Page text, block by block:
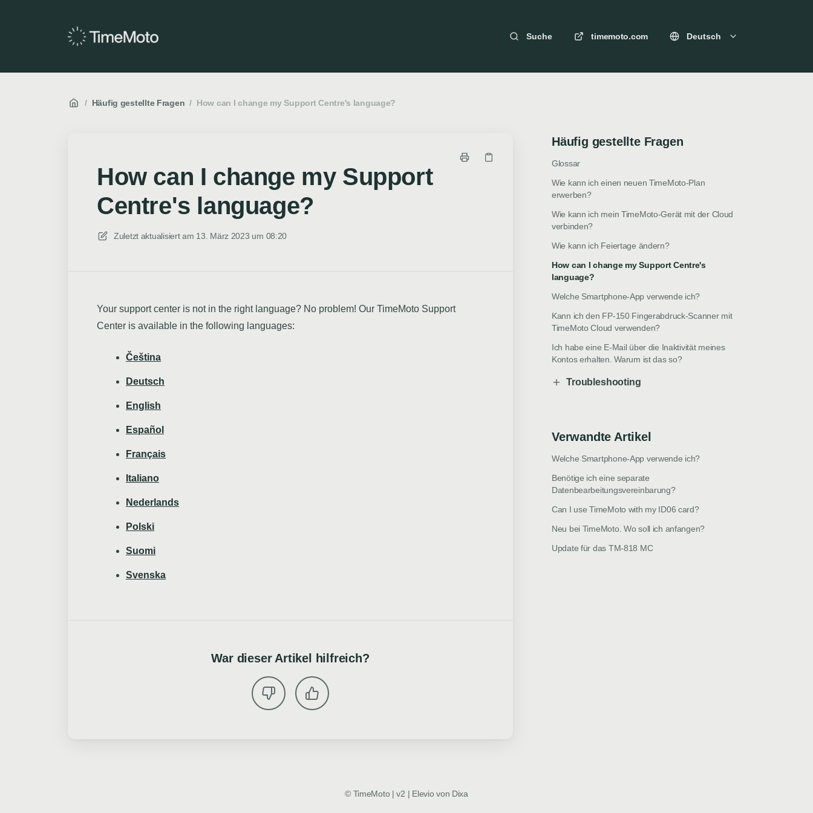
Suche timemoto.com Deutsch
/ Häufig gestellte Fragen / How can I change my Support Centre's language?
How can I change my Support
Centre's language?
Zuletzt aktualisiert am 13. März 2023 um 08:20
Your support center is not in the right language? No problem! Our TimeMoto Support
Center is available in the following languages:
Čeština
Deutsch
English
Español
Français
Italiano
Nederlands
Polski
Suomi
Svenska
War dieser Artikel hilfreich?
Häufig gestellte Fragen
Glossar
Wie kann ich einen neuen TimeMoto-Plan
erwerben?
Wie kann ich mein TimeMoto-Gerät mit der Cloud
verbinden?
Wie kann ich Feiertage ändern?
How can I change my Support Centre's
language?
Welche Smartphone-App verwende ich?
Kann ich den FP-150 Fingerabdruck-Scanner mit
TimeMoto Cloud verwenden?
Ich habe eine E-Mail über die Inaktivität meines
Kontos erhalten. Warum ist das so?
Troubleshooting
Verwandte Artikel
Welche Smartphone-App verwende ich?
Benötige ich eine separate
Datenbearbeitungsvereinbarung?
Can I use TimeMoto with my ID06 card?
Neu bei TimeMoto. Wo soll ich anfangen?
Update für das TM-818 MC
© TimeMoto | v2 | Elevio von Dixa